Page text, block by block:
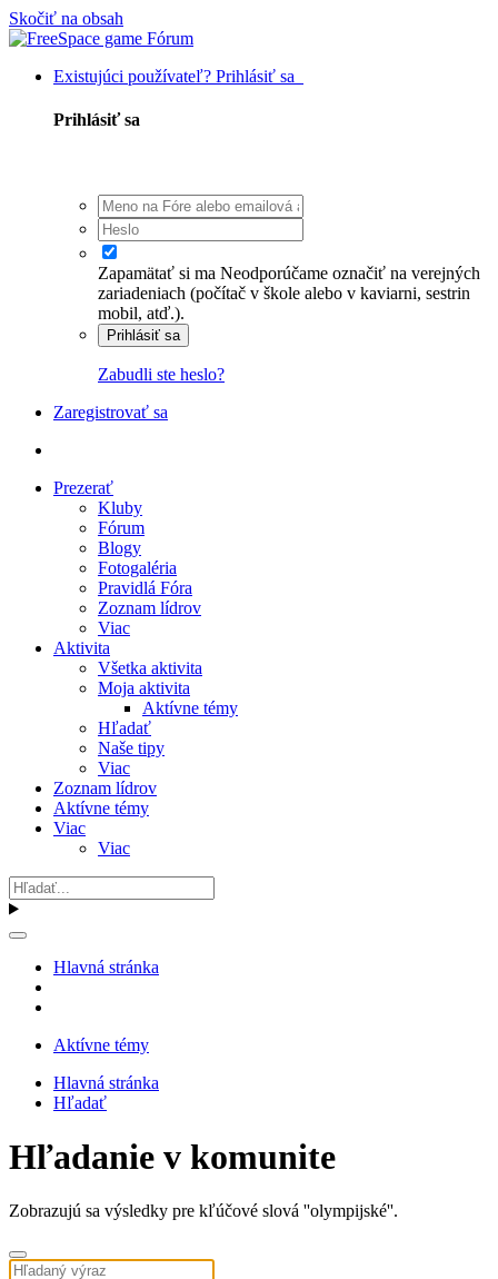
Skočiť na obsah
Existujúci používateľ? Prihlásiť sa
Prihlásiť sa
Zapamätať si ma Neodporúčame označiť na verejných
zariadeniach (počítač v škole alebo v kaviarni, sestrin
mobil, atď.).
Prihlásiť sa
Zabudli ste heslo?
Zaregistrovať sa
Prezerať
Kluby
Fórum
Blogy
Fotogaléria
Pravidlá Fóra
Zoznam lídrov
Viac
Aktivita
Všetka aktivita
Moja aktivita
Aktívne témy
Hľadať
Naše tipy
Viac
Zoznam lídrov
Aktívne témy
Viac
Viac
Hlavná stránka
Aktívne témy
Hlavná stránka
Hľadať
Hľadanie v komunite
Zobrazujú sa výsledky pre kľúčové slová ''olympijské''.